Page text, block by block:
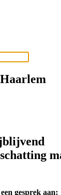
gesprek aan: